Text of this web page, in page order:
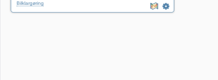
Bilklargøring